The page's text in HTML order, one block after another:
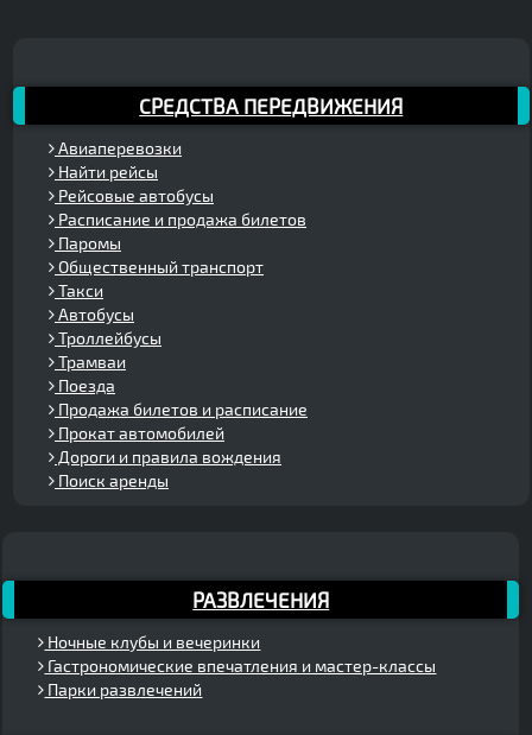
СРЕДСТВА ПЕРЕДВИЖЕНИЯ
Авиаперевозки
Найти рейсы
Рейсовые автобусы
Расписание и продажа билетов
Паромы
Общественный транспорт
Такси
Автобусы
Троллейбусы
Трамваи
Поезда
Продажа билетов и расписание
Прокат автомобилей
Дороги и правила вождения
Поиск аренды
РАЗВЛЕЧЕНИЯ
Ночные клубы и вечеринки
Гастрономические впечатления и мастер-классы
Парки развлечений